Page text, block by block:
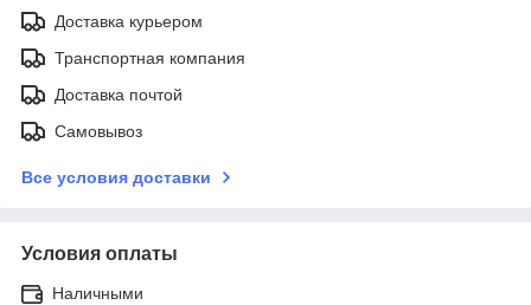
Доставка курьером
Транспортная компания
Доставка почтой
Самовывоз
Все условия доставки
Условия оплаты
Наличными